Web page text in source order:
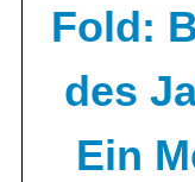
Fold:
des
Ein